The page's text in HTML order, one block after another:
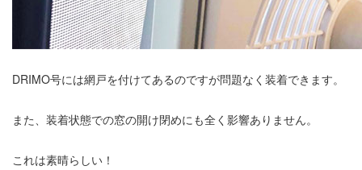
DRIMO号には網戸を付けてあるのですが問題なく装着できます。
また、装着状態での窓の開け閉めにも全く影響ありません。
これは素晴らしい！